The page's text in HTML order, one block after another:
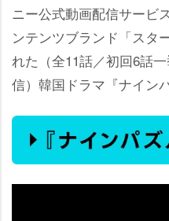
ニー公式動画配信サービ
ンテンツブランド「スタ
れた（全11話／初回6話
信）韓国ドラマ『ナイン